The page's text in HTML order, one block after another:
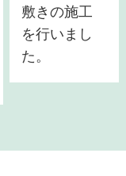
敷きの施工
を行いまし
た。